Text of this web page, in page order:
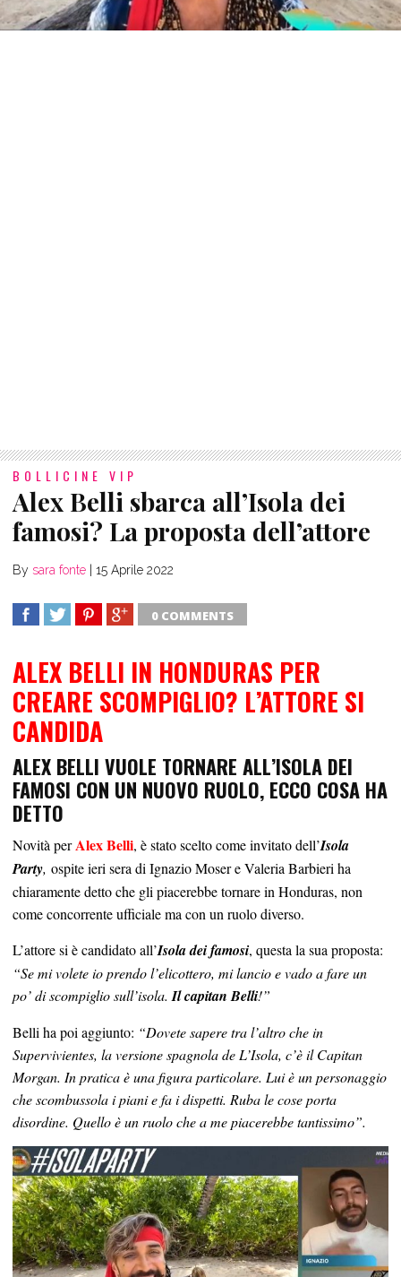
BOLLICINE VIP
Alex Belli sbarca all’Isola dei
famosi? La proposta dell’attore
By sara fonte 15 Aprile 2022
0 COMMENTS
ALEX BELLI IN HONDURAS PER
CREARE SCOMPIGLIO? L’ATTORE SI
CANDIDA
ALEX BELLI VUOLE TORNARE ALL’ISOLA DEI
FAMOSI CON UN NUOVO RUOLO, ECCO COSA HA
DETTO
Novità perAlex Belli, è stato scelto come invitato dell’Isola
Party, ospite ieri sera di Ignazio Moser e Valeria Barbieri ha
chiaramente detto che gli piacerebbe tornare in Honduras, non
come concorrente ufficiale ma con un ruolo diverso.
L’attore si è candidato all’Isola dei famosi, questa la sua proposta:
“Se mi volete io prendo l’elicottero, mi lancio e vado a fare un
po’ di scompiglio sull’isola.Il capitan Belli!”
Belli ha poi aggiunto: “Dovete sapere tra l’altro che in
Supervivientes, la versione spagnola de L’Isola, c’è il Capitan
Morgan. In pratica è una figura particolare. Lui è un personaggio
che scombussola i piani e fa i dispetti. Ruba le cose porta
disordine. Quello è un ruolo che a me piacerebbe tantissimo”.